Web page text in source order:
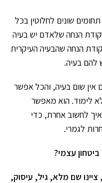
תחומים שונים לחלוטין בכל
הנחה שלאדם יש בעיה
הנחה שהבעיה העיקרית
להם בעיה.
אין שום בעיה, והכל אפשר
לימוד. הוא מאפשר
לחשוב אחרת, כדי
לגמרי.
עצמי?
, ציינו שם מלא, גיל, עיסוק,